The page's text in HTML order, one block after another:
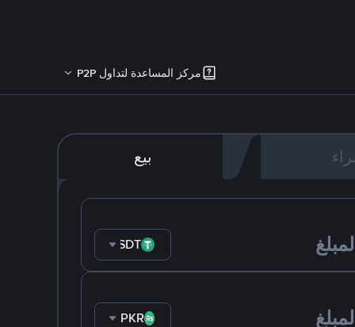
مركز المساعدة لتداول P2P
بيع
PKR
USDT